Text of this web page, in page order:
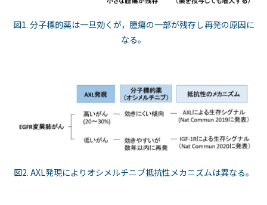
図1. 分子標的薬は一旦効くが，腫瘍の一部が残存し再発の原因に
なる。
図2. AXL発現によりオシメルチニブ抵抗性メカニズムは異なる。